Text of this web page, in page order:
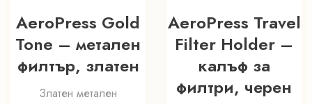
AeroPress Gold
Tone – метален
филтър, златен
Златен метален
AeroPress Travel
Filter Holder –
калъф за
филтри, черен